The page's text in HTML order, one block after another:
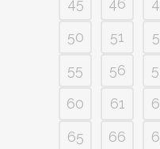
45
46
50
51
55
56
60
61
65
66